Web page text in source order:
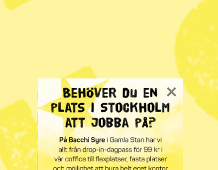
Färre politiker i Sverige efter valet